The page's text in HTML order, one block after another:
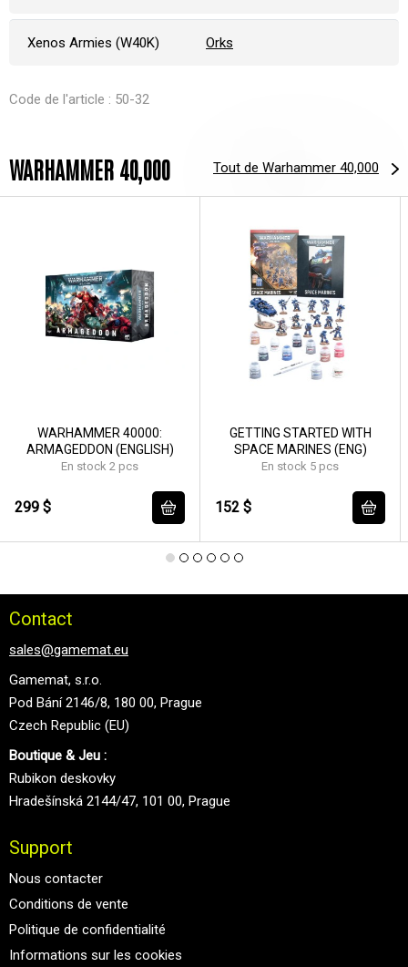
Xenos Armies (W40K) Orks
Code de l'article : 50-32
WARHAMMER 40,000 Tout de Warhammer 40,000
WARHAMMER 40000:
ARMAGEDDON (ENGLISH)
En stock 2 pcs
299 $
GETTING STARTED WITH
SPACE MARINES (ENG)
En stock 5 pcs
152 $
Contact
sales@gamemat.eu
Gamemat, s.r.o.
Pod Bání 2146/8, 180 00, Prague
Czech Republic (EU)
Boutique & Jeu :
Rubikon deskovky
Hradešínská 2144/47, 101 00, Prague
Support
Nous contacter
Conditions de vente
Politique de confidentialité
Informations sur les cookies